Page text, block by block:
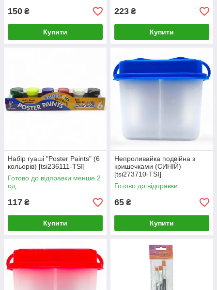
150 ₴
Купити
223 ₴
Купити
Набір гуаші "Poster Paints" (6
кольорів) [tsi236111-TSI]
Готово до відправки менше 2
од.
117 ₴
Купити
Непроливайка подвійна з
кришечками (СИНІЙ)
[tsi273710-TSI]
Готово до відправки
65 ₴
Купити